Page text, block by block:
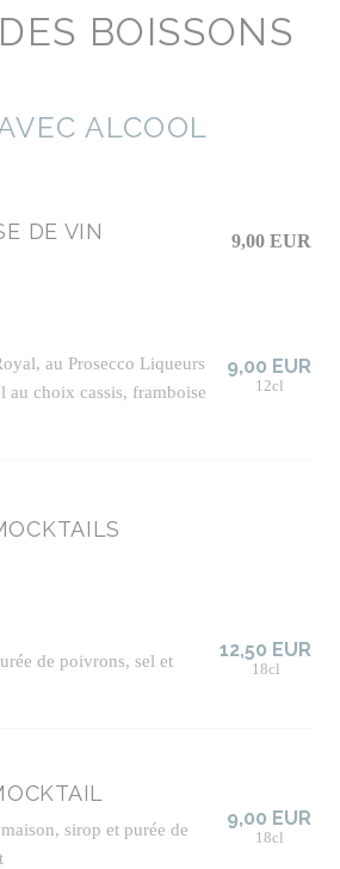
BOISSONS
ALCOOL
DE VIN 9,00 EUR
au Prosecco Liqueurs
au choix cassis, framboise
9,00 EUR
12cl
de poivrons, sel et
12,50 EUR
18cl
sirop et purée de
9,00 EUR
18cl